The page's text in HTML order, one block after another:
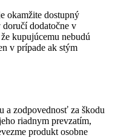
okamžite dostupný
dodatočne v
kupujúcemu nebudú
v prípade ak stým
a zodpovednosť za škodu
riadnym prevzatím,
produkt osobne